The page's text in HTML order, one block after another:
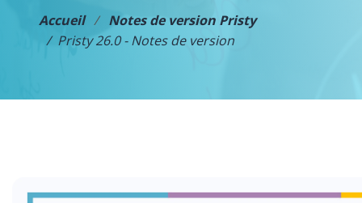
Accueil
Notes de version Pristy
Pristy 26.0 - Notes de version